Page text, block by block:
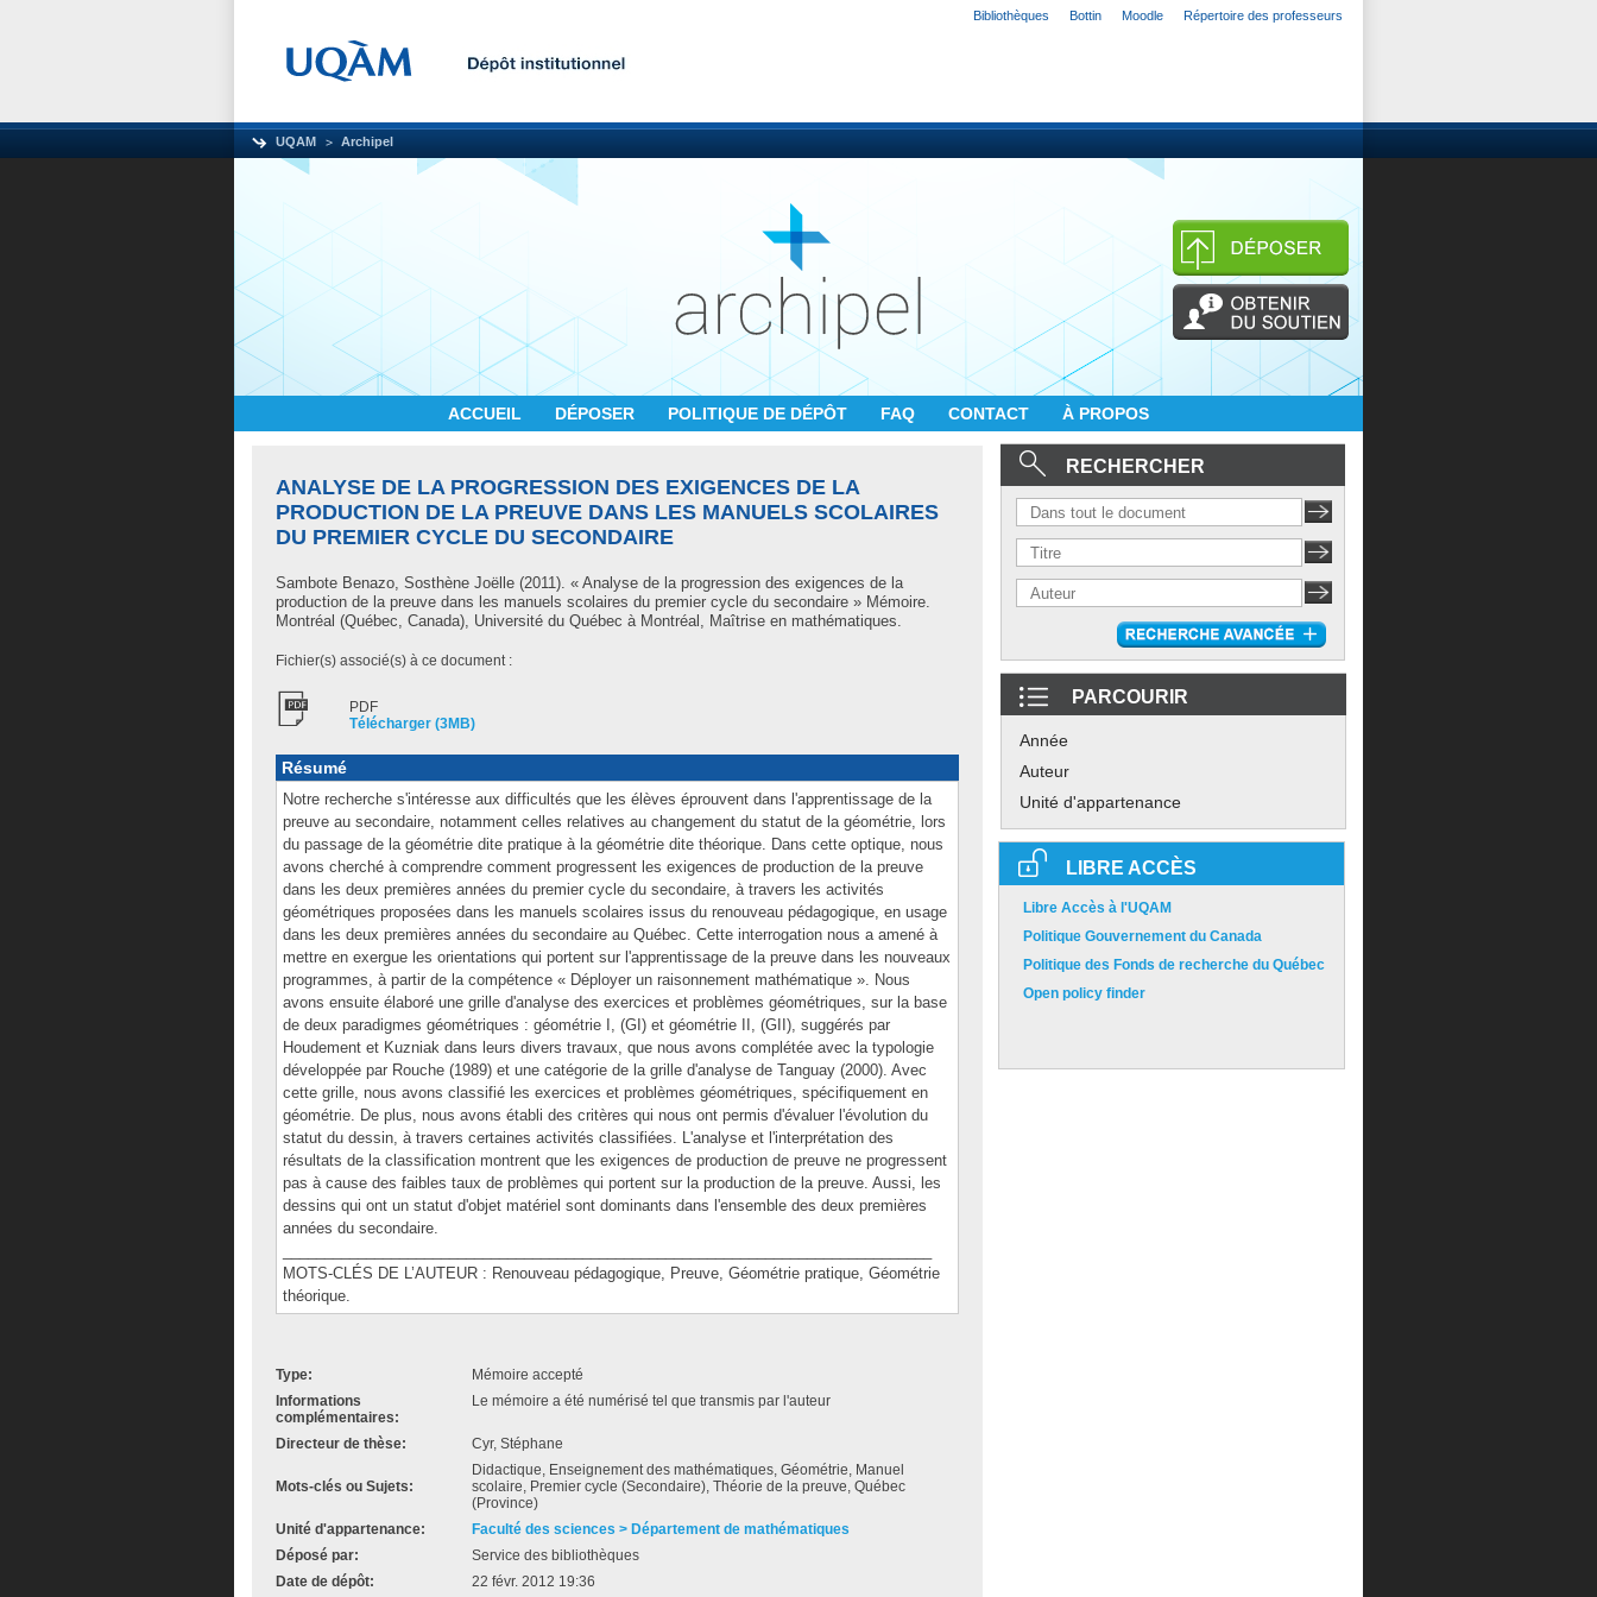
Bibliothèques Bottin Moodle Répertoire des professeurs
UQAM Archipel
ACCUEIL DÉPOSER POLITIQUE DE DÉPÔT FAQ CONTACT À PROPOS
ANALYSE DE LA PROGRESSION DES EXIGENCES DE LA
PRODUCTION DE LA PREUVE DANS LES MANUELS SCOLAIRES
DU PREMIER CYCLE DU SECONDAIRE
Sambote Benazo, Sosthène Joëlle (2011). « Analyse de la progression des exigences de la
production de la preuve dans les manuels scolaires du premier cycle du secondaire » Mémoire.
Montréal (Québec, Canada), Université du Québec à Montréal, Maîtrise en mathématiques.
Fichier(s) associé(s) à ce document :
PDF
Télécharger (3MB)
Résumé
Notre recherche s'intéresse aux difficultés que les élèves éprouvent dans l'apprentissage de la
preuve au secondaire, notamment celles relatives au changement du statut de la géométrie, lors
du passage de la géométrie dite pratique à la géométrie dite théorique. Dans cette optique, nous
avons cherché à comprendre comment progressent les exigences de production de la preuve
dans les deux premières années du premier cycle du secondaire, à travers les activités
géométriques proposées dans les manuels scolaires issus du renouveau pédagogique, en usage
dans les deux premières années du secondaire au Québec. Cette interrogation nous a amené à
mettre en exergue les orientations qui portent sur l'apprentissage de la preuve dans les nouveaux
programmes, à partir de la compétence « Déployer un raisonnement mathématique ». Nous
avons ensuite élaboré une grille d'analyse des exercices et problèmes géométriques, sur la base
de deux paradigmes géométriques : géométrie I, (GI) et géométrie II, (GII), suggérés par
Houdement et Kuzniak dans leurs divers travaux, que nous avons complétée avec la typologie
développée par Rouche (1989) et une catégorie de la grille d'analyse de Tanguay (2000). Avec
cette grille, nous avons classifié les exercices et problèmes géométriques, spécifiquement en
géométrie. De plus, nous avons établi des critères qui nous ont permis d'évaluer l'évolution du
statut du dessin, à travers certaines activités classifiées. L'analyse et l'interprétation des
résultats de la classification montrent que les exigences de production de preuve ne progressent
pas à cause des faibles taux de problèmes qui portent sur la production de la preuve. Aussi, les
dessins qui ont un statut d'objet matériel sont dominants dans l'ensemble des deux premières
années du secondaire.
MOTS-CLÉS DE L’AUTEUR : Renouveau pédagogique, Preuve, Géométrie pratique, Géométrie
théorique.
Type:
Mémoire accepté
Informations
complémentaires:
Le mémoire a été numérisé tel que transmis par l'auteur
Directeur de thèse: Cyr, Stéphane
Mots-clés ou Sujets:
Didactique, Enseignement des mathématiques, Géométrie, Manuel
scolaire, Premier cycle (Secondaire), Théorie de la preuve, Québec
(Province)
Unité d'appartenance:
Faculté des sciences > Département de mathématiques
Déposé par:
Service des bibliothèques
Date de dépôt:
22 févr. 2012 19:36
RECHERCHER
PARCOURIR
Année
Auteur
Unité d'appartenance
LIBRE ACCÈS
Libre Accès à l'UQAM
Politique Gouvernement du Canada
Politique des Fonds de recherche du Québec
Open policy finder